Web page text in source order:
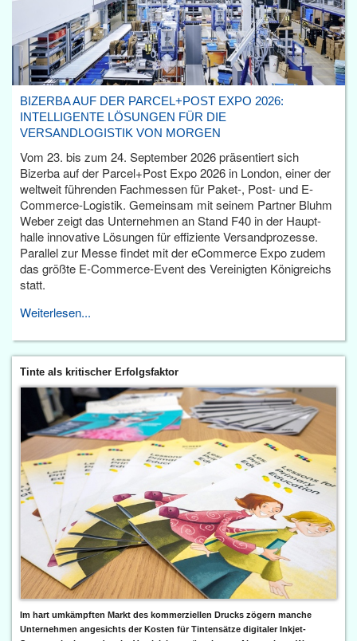
BIZERBA AUF DER PARCEL+POST EXPO 2026:
INTELLIGENTE LÖSUNGEN FÜR DIE
VERSANDLOGISTIK VON MORGEN
Vom 23. bis zum 24. September 2026 präsentiert sich
Bizerba auf der Parcel+Post Expo 2026 in London, einer der
weltweit führenden Fachmessen für Paket-, Post- und E-
Commerce-Logistik. Gemeinsam mit seinem Partner Bluhm
Weber zeigt das Unternehmen an Stand F40 in der Haupt­
halle innovative Lösungen für effiziente Versandprozesse.
Parallel zur Messe findet mit der eCommerce Expo zudem
das größte E-Commerce-Event des Vereinigten Königreichs
statt.
Weiterlesen...
Tinte als kritischer Erfolgsfaktor
Im hart umkämpften Markt des kommerziellen Drucks zögern manche
Unternehmen angesichts der Kosten für Tintensätze digitaler Inkjet-